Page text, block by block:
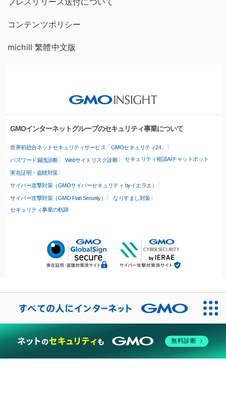
コンテンツポリシー
michill 繁體中文版
GMOインターネットグループのセキュリティ事業について
世界初総合ネットセキュリティサービス「GMOセキュリティ24」
パスワード漏洩診断 Webサイトリスク診断 セキュリティ相談AIチャットボット
実在証明・盗聴対策
サイバー攻撃対策（GMOサイバーセキュリティ byイエラエ）
サイバー攻撃対策（GMO Flatt Security）
なりすまし対策
セキュリティ事業の軌跡
無料診断